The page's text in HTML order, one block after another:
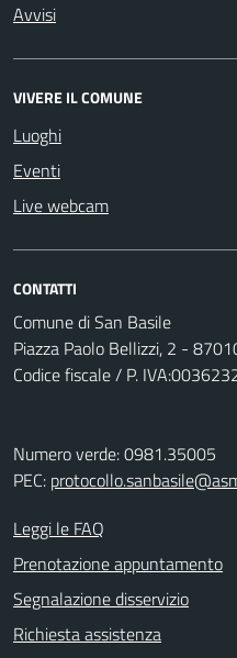
Avvisi
VIVERE IL COMUNE
Luoghi
Eventi
Live webcam
CONTATTI
Comune di San Basile
Piazza Paolo Bellizzi, 2 -
Codice fiscale / P.
Numero verde: 0981.35005
PEC:
Leggi le FAQ
Prenotazione appuntamento
Segnalazione disservizio
Richiesta assistenza